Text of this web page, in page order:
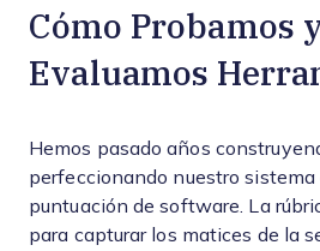
Cómo Probamos
Evaluamos
Hemos pasado años
perfeccionando nuestro sistema
puntuación de software. La
para capturar los matices de la